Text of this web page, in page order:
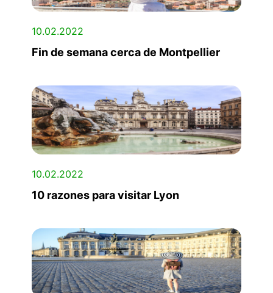
10.02.2022
Fin de semana cerca de Montpellier
10.02.2022
10 razones para visitar Lyon